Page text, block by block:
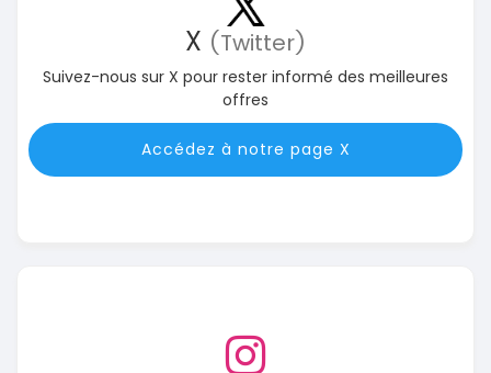
X (Twitter)
Suivez-nous sur X pour rester informé des meilleures
offres
Accédez à notre page X